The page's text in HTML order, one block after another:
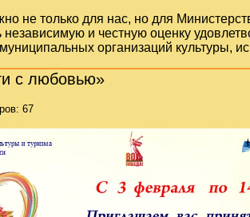
не только для нас, но для
и честную оценку
организаций культуры,
с любовью»
67